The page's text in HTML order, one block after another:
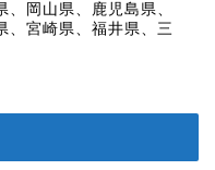
岡山県、鹿児島県、
、宮崎県、福井県、三